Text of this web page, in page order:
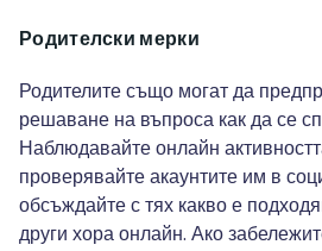
Родителски мерки
Родителите също могат да
решаване на въпроса как да се
Наблюдавайте онлайн
проверявайте акаунтите им в
обсъждайте с тях какво е
други хора онлайн. Ако